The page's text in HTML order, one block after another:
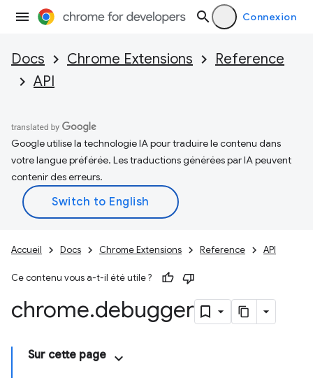
Connexion
Docs Chrome Extensions
Reference
API
Google utilise la technologie IA pour traduire le contenu dans
votre langue préférée. Les traductions générées par IA peuvent
contenir des erreurs.
Accueil Docs Chrome Extensions Reference API
Ce contenu vous a-t-il été utile ?
chrome.debugger
Sur cette page